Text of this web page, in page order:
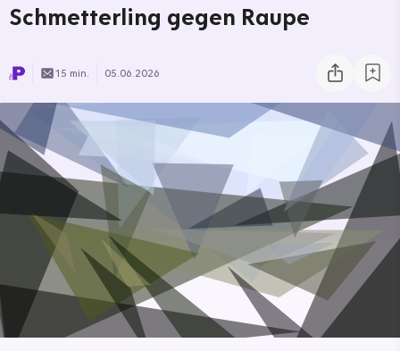
Schmetterling gegen Raupe
15 min. 05.06.2026